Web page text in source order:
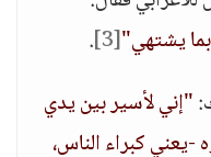
يشتهي"[3]
.
"إني لأسير بين يدي
-يعني كبراء الناس،